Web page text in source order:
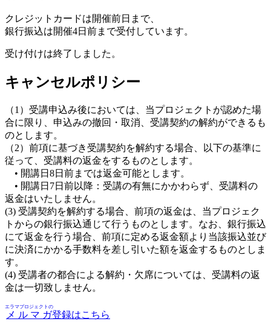
クレジットカードは開催前日まで、
銀行振込は開催4日前まで受付しています。
受け付けは終了しました。
キャンセルポリシー
（1）受講申込み後においては、当プロジェクトが認めた場
合に限り、申込みの撤回・取消、受講契約の解約ができるも
のとします。
（2）前項に基づき受講契約を解約する場合、以下の基準に
従って、受講料の返金をするものとします。
• 開講日8日前までは返金可能とします。
• 開講日7日前以降：受講の有無にかかわらず、受講料の
返金はいたしません。
(3) 受講契約を解約する場合、前項の返金は、当プロジェク
トからの銀行振込通じて行うものとします。なお、銀行振込
にて返金を行う場合、前項に定める返金額より当該振込並び
に決済にかかる手数料を差し引いた額を返金するものとしま
す。
(4) 受講者の都合による解約・欠席については、受講料の返
金は一切致しません。
メルマガ
エラマプロジェクトの
登録はこちら